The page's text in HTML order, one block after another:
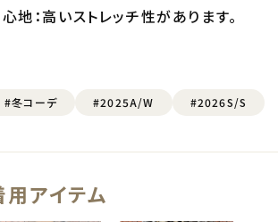
地：高いストレッチ性があります。
#冬コーデ #2025A/W #2026S/S
用アイテム